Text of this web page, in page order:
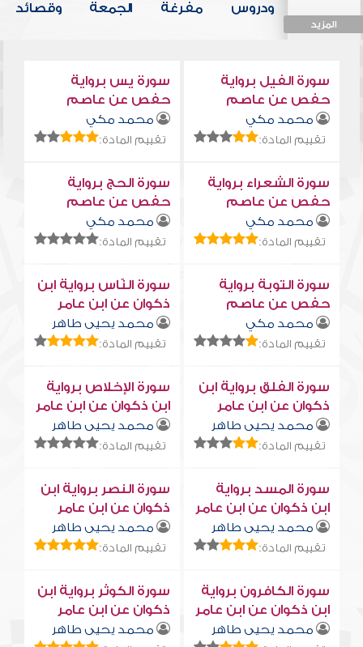
المزيد
ودروس
مفرغة
الجمعة
وقصائد
سورة الفيل برواية
حفص عن عاصم
محمد مكي
تقييم المادة:
سورة يس برواية
حفص عن عاصم
محمد مكي
تقييم المادة:
سورة الشعراء برواية
حفص عن عاصم
محمد مكي
تقييم المادة:
سورة الحج برواية
حفص عن عاصم
محمد مكي
تقييم المادة:
سورة التوبة برواية
حفص عن عاصم
محمد مكي
تقييم المادة:
سورة النّاس برواية ابن
ذكوان عن ابن عامر
محمد يحيى طاهر
تقييم المادة:
سورة الفلق برواية ابن
ذكوان عن ابن عامر
محمد يحيى طاهر
تقييم المادة:
سورة الإخلاص برواية
ابن ذكوان عن ابن عامر
محمد يحيى طاهر
تقييم المادة:
سورة المسد برواية
ابن ذكوان عن ابن عامر
محمد يحيى طاهر
تقييم المادة:
سورة النصر برواية ابن
ذكوان عن ابن عامر
محمد يحيى طاهر
تقييم المادة:
سورة الكافرون برواية
ابن ذكوان عن ابن عامر
محمد يحيى طاهر
سورة الكوثر برواية ابن
ذكوان عن ابن عامر
محمد يحيى طاهر